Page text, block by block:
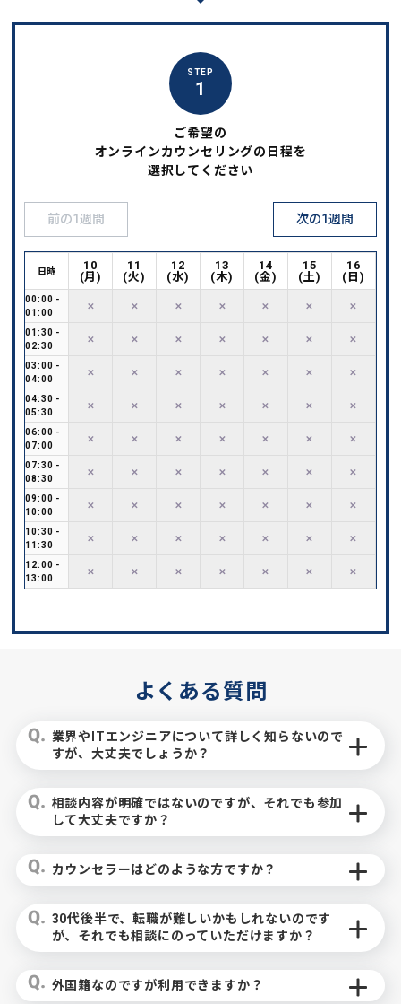
STEP
1
ご希望の
オンラインカウンセリングの日程を
選択してください
前の1週間 次の1週間
日時
00:00 -
01:00
01:30 -
02:30
03:00 -
04:00
04:30 -
05:30
06:00 -
07:00
07:30 -
08:30
09:00 -
10:00
10:30 -
11:30
12:00 -
13:00
10
(月)
✕
✕
✕
✕
✕
✕
✕
✕
✕
11
(火)
✕
✕
✕
✕
✕
✕
✕
✕
✕
12
(水)
✕
✕
✕
✕
✕
✕
✕
✕
✕
13
(木)
✕
✕
✕
✕
✕
✕
✕
✕
✕
14
(金)
✕
✕
✕
✕
✕
✕
✕
✕
✕
15
(土)
✕
✕
✕
✕
✕
✕
✕
✕
✕
16
( 日 )
✕
✕
✕
✕
✕
✕
✕
✕
✕
よくある質問
業界やITエンジニアについて詳しく知らないので
すが、大丈夫でしょうか？
相談内容が明確ではないのですが、それでも参加
して大丈夫ですか？
カウンセラーはどのような方ですか？
30代後半で、転職が難しいかもしれないのです
が、それでも相談にのっていただけますか？
外国籍なのですが利用できますか？